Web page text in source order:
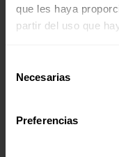
que les haya
partir del uso que
Necesarias
Preferencias
Noticia
UNA COLMENA
SUDÁN DEL SUR